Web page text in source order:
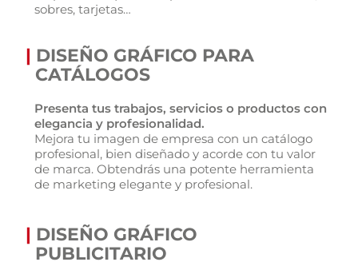
sobres, tarjetas…
| DISEÑO GRÁFICO PARA
CATÁLOGOS
Presenta tus trabajos, servicios o productos con
elegancia y profesionalidad.
Mejora tu imagen de empresa con un catálogo
profesional, bien diseñado y acorde con tu valor
de marca. Obtendrás una potente herramienta
de marketing elegante y profesional.
| DISEÑO GRÁFICO
PUBLICITARIO